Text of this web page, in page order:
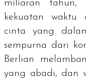
miliaran
kekuatan waktu
cinta yang
sempurna dari
Berlian
yang abadi, dan